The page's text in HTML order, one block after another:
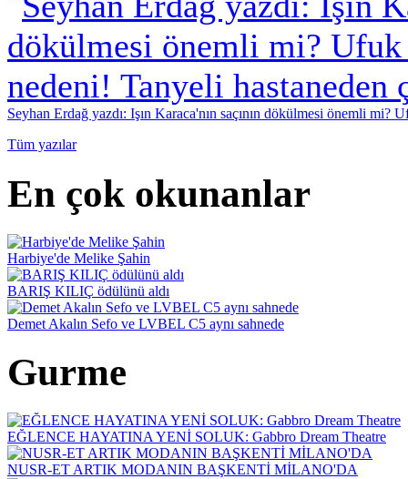
Seyhan Erdağ yazdı: Işın Karaca'nın saçının dökülmesi önemli mi?
Tüm yazılar
En çok okunanlar
Harbiye'de Melike Şahin
BARIŞ KILIÇ ödülünü aldı
Demet Akalın Sefo ve LVBEL C5 aynı sahnede
Gurme
EĞLENCE HAYATINA YENİ SOLUK: Gabbro Dream Theatre
NUSR-ET ARTIK MODANIN BAŞKENTİ MİLANO'DA